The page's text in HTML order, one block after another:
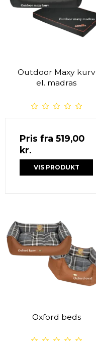
Outdoor Maxy kurv
el. madras
Pris fra 519,00
kr.
VIS PRODUKT
Oxford beds